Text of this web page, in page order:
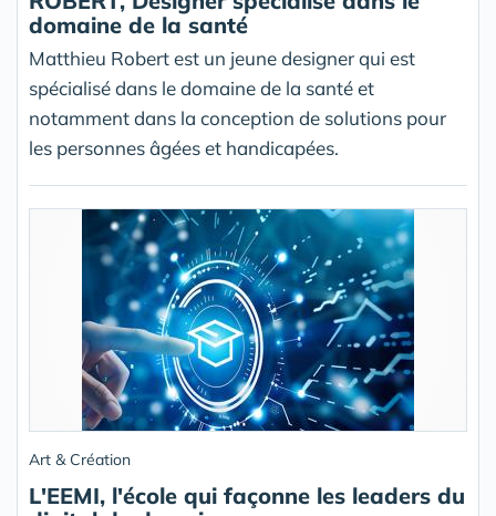
domaine de la santé
Matthieu Robert est un jeune designer qui est
spécialisé dans le domaine de la santé et
notamment dans la conception de solutions pour
les personnes âgées et handicapées.
Art & Création
L'EEMI, l'école qui façonne les leaders du